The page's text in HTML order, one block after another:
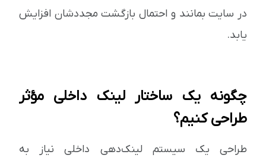
در سایت بمانند و احتمال بازگشت مجددشان افزایش
یابد.
چگونه یک ساختار لینک داخلی مؤثر
طراحی کنیم؟
طراحی یک سیستم لینک‌دهی داخلی نیاز به